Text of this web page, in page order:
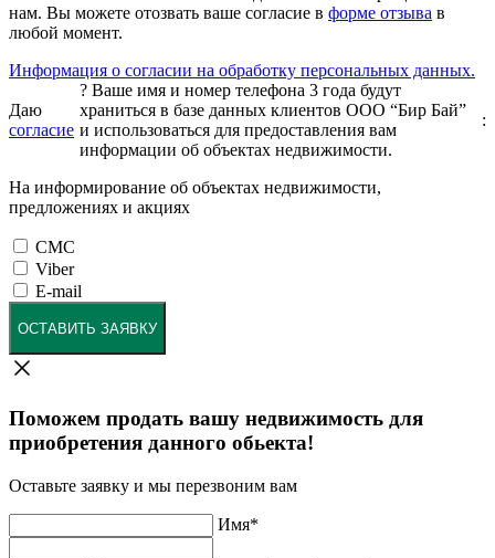
нам. Вы можете отозвать ваше согласие в форме отзыва в
любой момент.
Информация о согласии на обработку персональных данных.
Даю
согласие
? Ваше имя и номер телефона 3 года будут
храниться в базе данных клиентов ООО “Бир Бай”
и использоваться для предоставления вам
информации об объектах недвижимости.
:
На информирование об объектах недвижимости,
предложениях и акциях
СМС
Viber
E-mail
ОСТАВИТЬ ЗАЯВКУ
Поможем продать вашу недвижимость для
приобретения данного обьекта!
Оставьте заявку и мы перезвоним вам
Имя*